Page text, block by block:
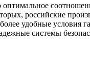
российские
удобные условия
системы